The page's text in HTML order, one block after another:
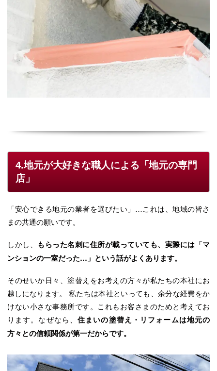
4.地元が大好きな職人による「地元の専門
店」
「安心できる地元の業者を選びたい」…これは、地域の皆さ
まの共通の願いです。
しかし、 もらった名刺に住所が載っていても、実際には「マ
ンションの一室だった…」という話がよくあります。
そのせいか日々、塗替えをお考えの方々が私たちの本社にお
越しになります。 私たちは本社といっても、余分な経費をか
けない小さな事務所です。これもお客さまのためと考えてお
ります。なぜなら、住まいの塗替え・リフォームは地元の
方々との信頼関係が第一だからです。